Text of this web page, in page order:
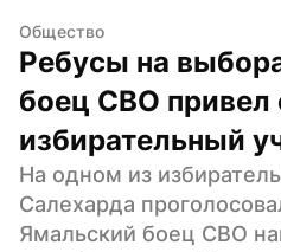
Общество
Ребусы на
боец СВО привел
избирательный
На одном из
Салехарда
Ямальский боец СВО